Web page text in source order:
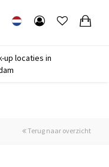
up locaties in
Terug naar overzicht